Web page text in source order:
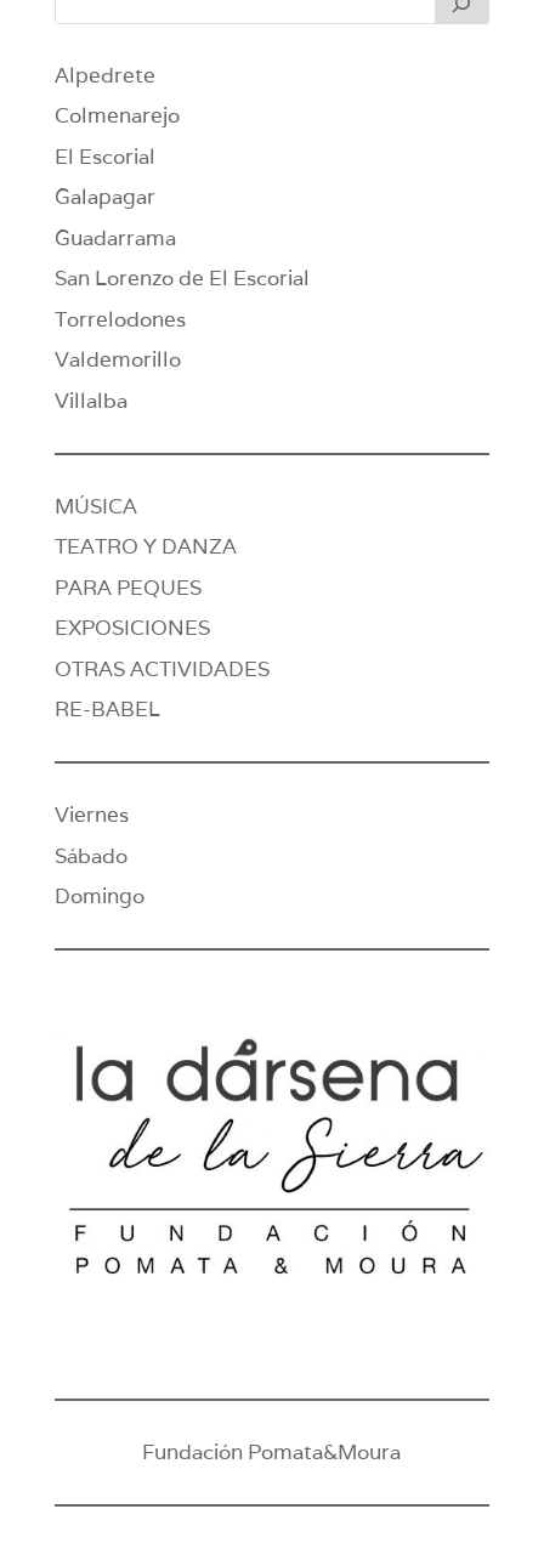
Alpedrete
Colmenarejo
El Escorial
Galapagar
Guadarrama
San Lorenzo de El Escorial
Torrelodones
Valdemorillo
Villalba
MÚSICA
TEATRO Y DANZA
PARA PEQUES
EXPOSICIONES
OTRAS ACTIVIDADES
RE-BABEL
Viernes
Sábado
Domingo
Fundación Pomata&Moura